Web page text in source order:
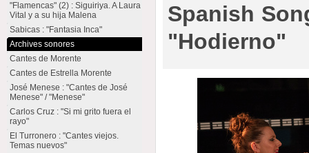
Spanish
"Hodierno"
"Flamencas" (2) : Siguiriya. A Laura
Vital y a su hija Malena
Sabicas : "Fantasia Inca"
Archives sonores
Cantes de Morente
Cantes de Estrella Morente
José Menese : "Cantes de José
Menese" / "Menese"
Carlos Cruz : "Si mi grito fuera el
rayo"
El Turronero : "Cantes viejos.
Temas nuevos"